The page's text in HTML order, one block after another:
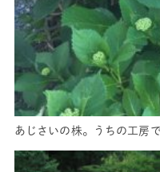
あじさいの株。うちの工房